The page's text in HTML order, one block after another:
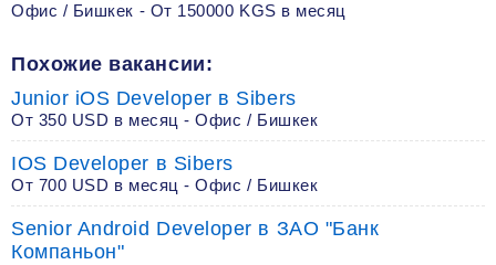
Похожие вакансии:
Junior iOS Developer в Sibers
От 350 USD в месяц - Офис / Бишкек
IOS Developer в Sibers
От 700 USD в месяц - Офис / Бишкек
Senior Android Developer в ЗАО "Банк
Компаньон"
Офис / Бишкек - От 150000 KGS в месяц